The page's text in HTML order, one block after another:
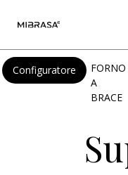
Configuratore
FORNO
A
BRACE